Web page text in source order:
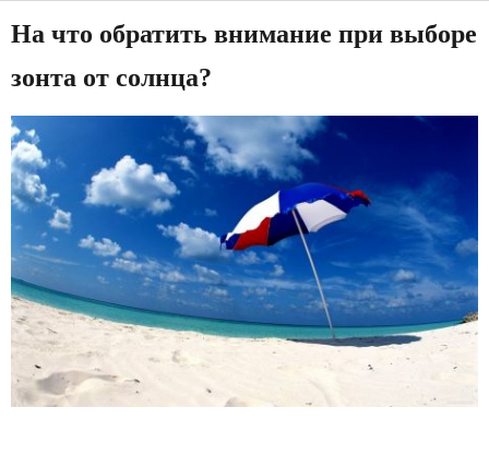
На что обратить внимание при выборе
зонта от солнца?